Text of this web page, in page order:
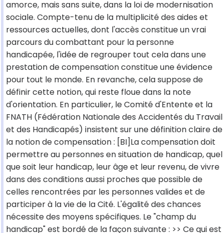
amorce, mais sans suite, dans la loi de modernisation
sociale. Compte-tenu de la multiplicité des aides et
ressources actuelles, dont l'accès constitue un vrai
parcours du combattant pour la personne
handicapée, l'idée de regrouper tout cela dans une
prestation de compensation constitue une évidence
pour tout le monde. En revanche, cela suppose de
définir cette notion, qui reste floue dans la note
d'orientation. En particulier, le Comité d'Entente et la
FNATH (Fédération Nationale des Accidentés du Travail
et des Handicapés) insistent sur une définition claire de
la notion de compensation : [BI]La compensation doit
permettre au personnes en situation de handicap, quel
que soit leur handicap, leur âge et leur revenu, de vivre
dans des conditions aussi proches que possible de
celles rencontrées par les personnes valides et de
participer à la vie de la Cité. L'égalité des chances
nécessite des moyens spécifiques. Le "champ du
handicap" est bordé de la façon suivante : >> Ce qui est